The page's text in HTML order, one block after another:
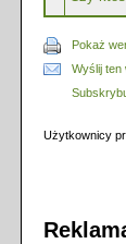
Pokaż
Wyślij ten
Użytkownicy